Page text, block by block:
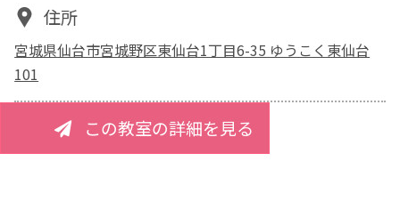
住所
宮城県仙台市宮城野区東仙台1丁目6-35 ゆうこく東仙台
101
この教室の詳細を見る